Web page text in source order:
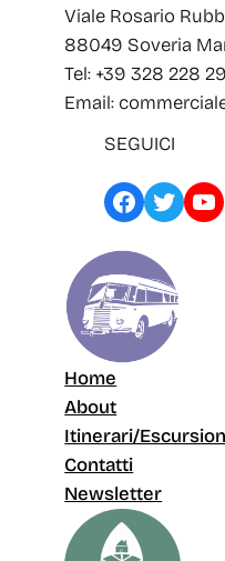
Viale Rosario
88049 Soveria
Tel: +39 328 228
Email:
SEGUICI
Facebook Twitter YouTube
Home
About
Itinerari/
Contatti
Newsletter